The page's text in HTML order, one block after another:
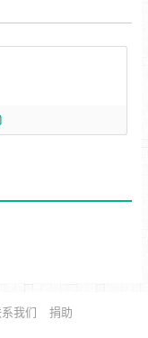
我们 捐助